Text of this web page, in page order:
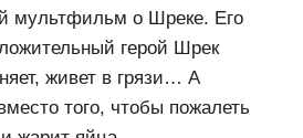
мультфильм о Шреке. Его
герой Шрек
живет в грязи… А
того, чтобы пожалеть